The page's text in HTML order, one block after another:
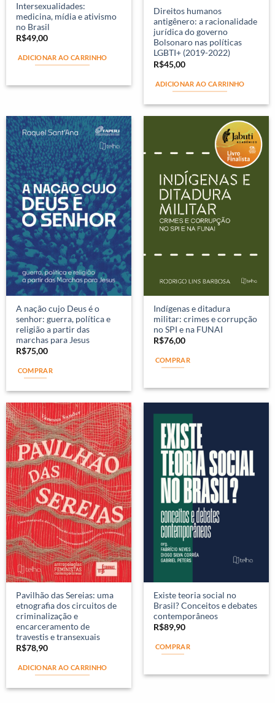
Intersexualidades:
medicina, mídia e ativismo
no Brasil
R$49,00
ADICIONAR AO CARRINHO
Direitos humanos
antigênero: a racionalidade
jurídica do governo
Bolsonaro nas políticas
LGBTI+ (2019-2022)
R$45,00
ADICIONAR AO CARRINHO
A nação cujo Deus é o
senhor: guerra, política e
religião a partir das
marchas para Jesus
R$75,00
COMPRAR
Indígenas e ditadura
militar: crimes e corrupção
no SPI e na FUNAI
R$76,00
COMPRAR
Pavilhão das Sereias: uma
etnografia dos circuitos de
criminalização e
encarceramento de
travestis e transexuais
R$78,90
ADICIONAR AO CARRINHO
Existe teoria social no
Brasil? Conceitos e debates
contemporâneos
R$89,90
COMPRAR